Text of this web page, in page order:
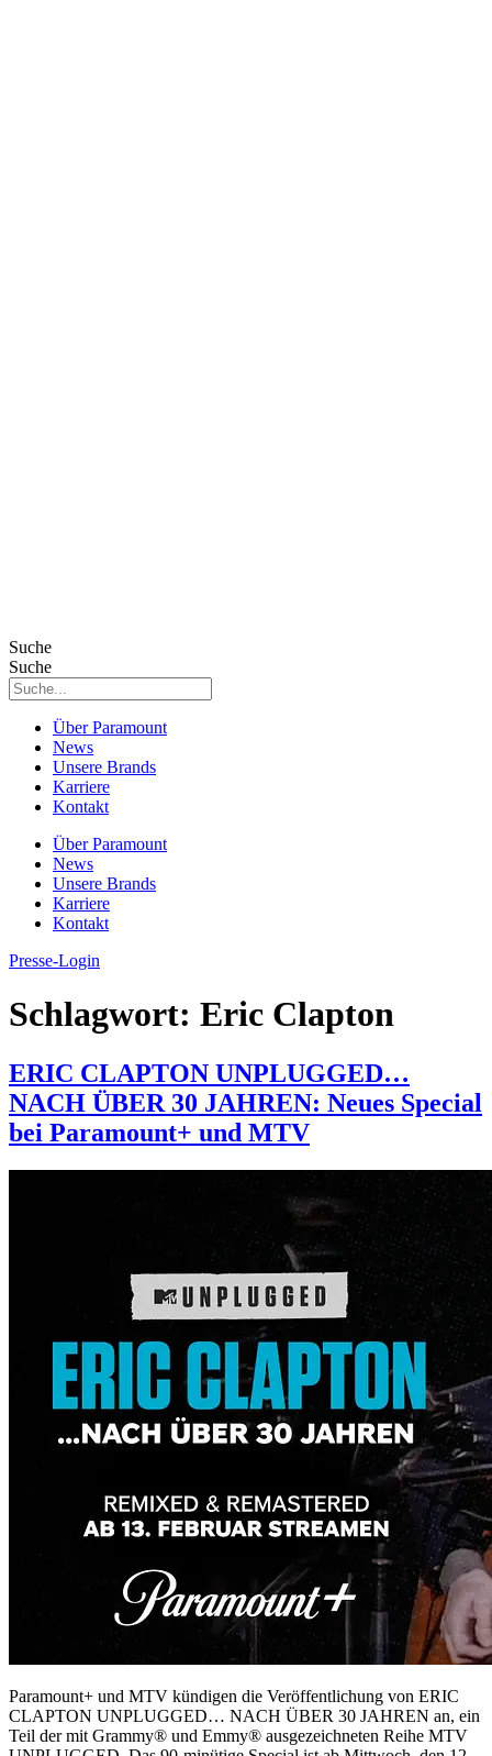
Suche
Suche
Über Paramount
News
Unsere Brands
Karriere
Kontakt
Über Paramount
News
Unsere Brands
Karriere
Kontakt
Presse-Login
Schlagwort: Eric Clapton
ERIC CLAPTON UNPLUGGED…
NACH ÜBER 30 JAHREN: Neues Special
bei Paramount+ und MTV
Paramount+ und MTV kündigen die Veröffentlichung von ERIC
CLAPTON UNPLUGGED… NACH ÜBER 30 JAHREN an, ein
Teil der mit Grammy® und Emmy® ausgezeichneten Reihe MTV